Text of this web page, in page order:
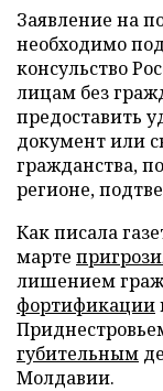
Заявление на
необходимо
консульство
лицам без
предоставить
документ или
гражданства,
регионе,
Как писала
марте
лишением
фортификации
губительным
Молдавии.